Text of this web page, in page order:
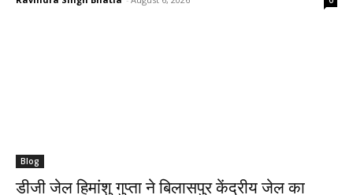
Blog
डीजी जेल हिमांशु गुप्ता ने बिलासपुर केंद्रीय जेल का